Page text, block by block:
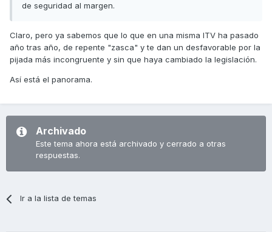
de seguridad al margen.
Claro, pero ya sabemos que lo que en una misma ITV ha pasado
año tras año, de repente "zasca" y te dan un desfavorable por la
pijada más incongruente y sin que haya cambiado la legislación.
Así está el panorama.
Archivado
Este tema ahora está archivado y cerrado a otras
respuestas.
Ir a la lista de temas